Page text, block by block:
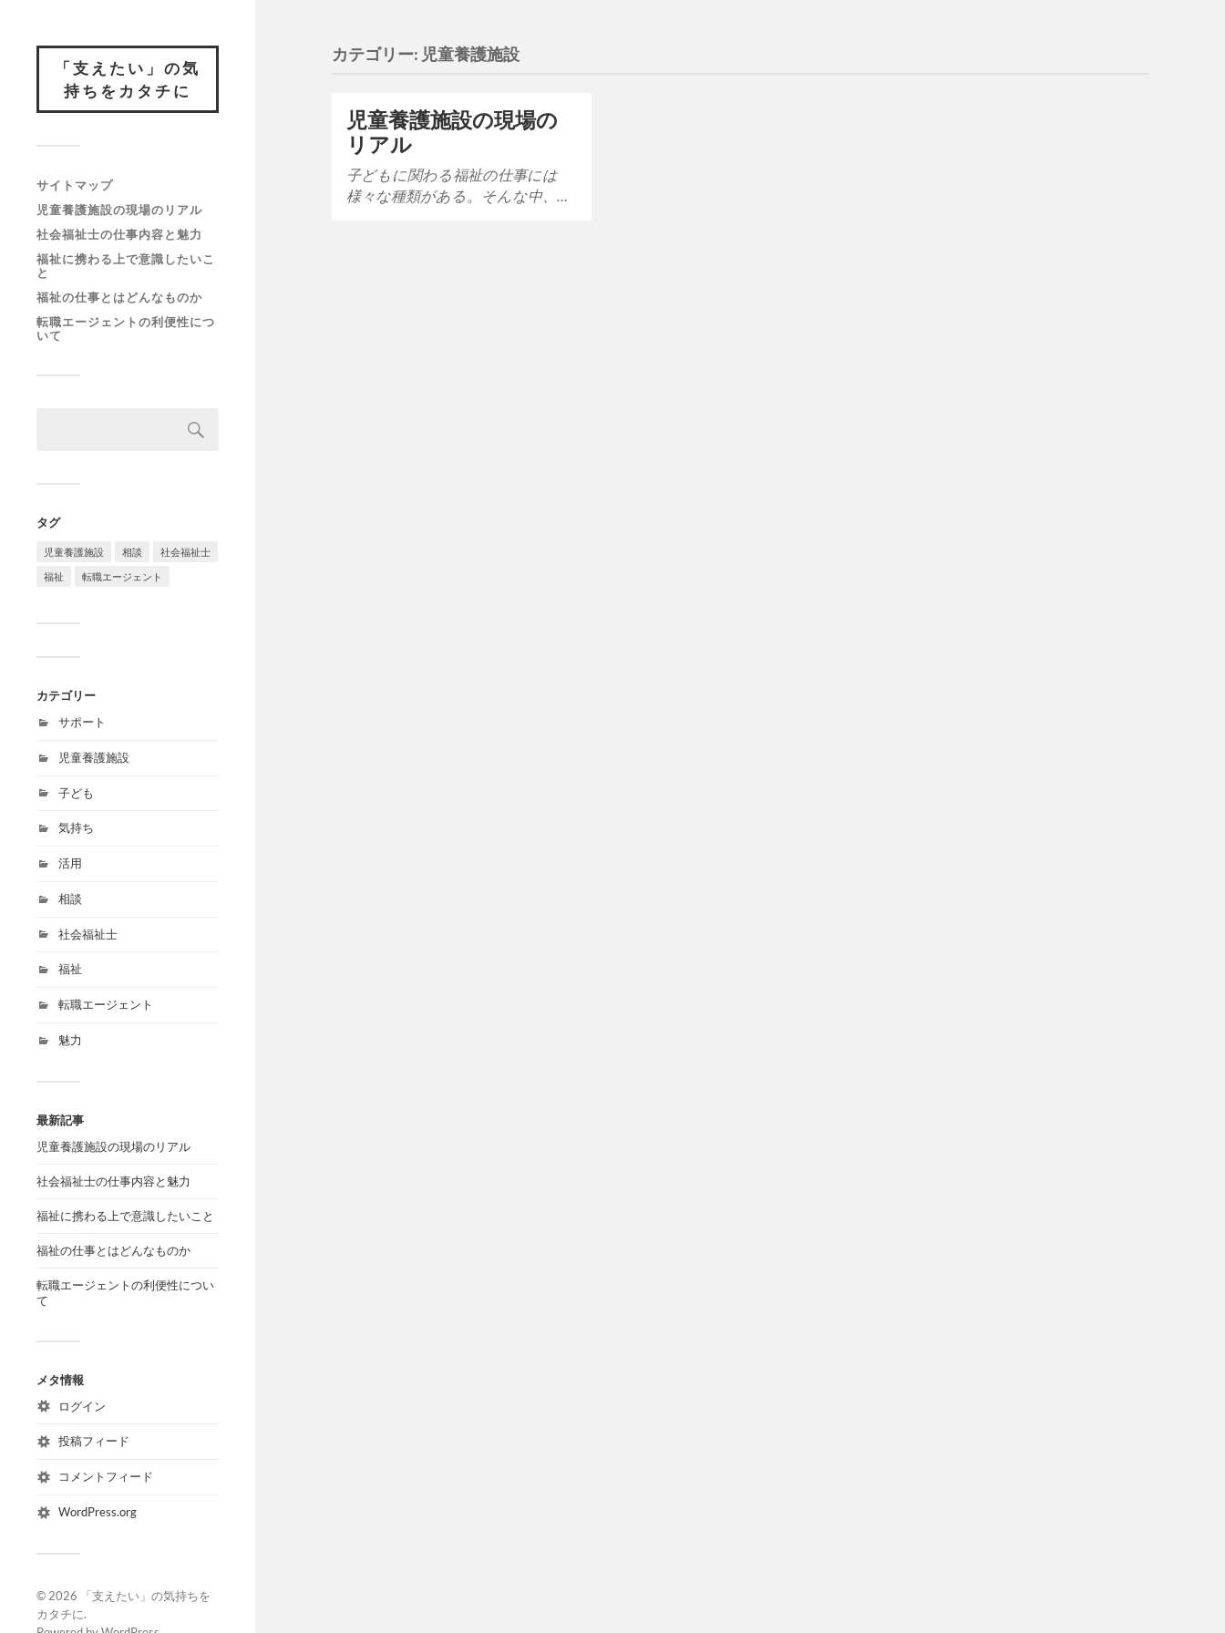
「支えたい」の気
持ちをカタチに
サイトマップ
児童養護施設の現場のリアル
社会福祉士の仕事内容と魅力
福祉に携わる上で意識したいこ
と
福祉の仕事とはどんなものか
転職エージェントの利便性につ
いて
タグ
児童養護施設 相談 社会福祉士
福祉 転職エージェント
カテゴリー
サポート
児童養護施設
子ども
気持ち
活用
相談
社会福祉士
福祉
転職エージェント
魅力
最新記事
児童養護施設の現場のリアル
社会福祉士の仕事内容と魅力
福祉に携わる上で意識したいこと
福祉の仕事とはどんなものか
転職エージェントの利便性につい
て
メタ情報
ログイン
投稿フィード
コメントフィード
WordPress.org
© 2026
「支えたい」の気持ちを
カタチに.
カテゴリー: 児童養護施設
児童養護施設の現場の
リアル
子どもに関わる福祉の仕事には
様々な種類がある。そんな中、…